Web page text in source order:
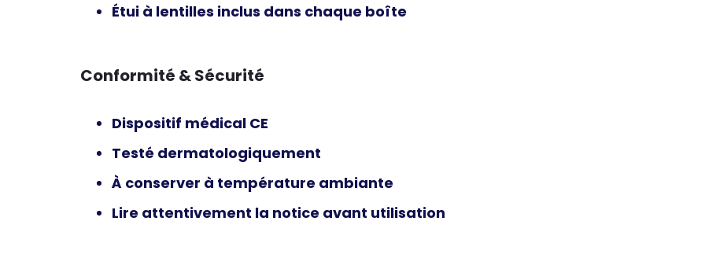
Étui à lentilles inclus dans chaque boîte
Conformité & Sécurité
Dispositif médical CE
Testé dermatologiquement
À conserver à température ambiante
Lire attentivement la notice avant utilisation